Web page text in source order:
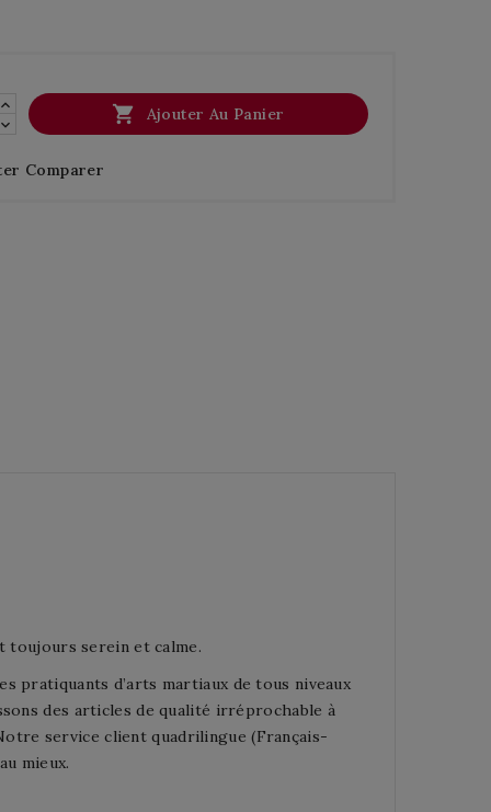
 Ajouter Au Panier
Comparer
toujours serein et calme.
pratiquants d’arts martiaux de tous niveaux
des articles de qualité irréprochable à
service client quadrilingue (Français-
mieux.